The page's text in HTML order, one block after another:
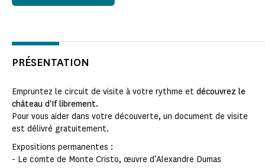
PRÉSENTATION
Empruntez le circuit de visite à votre rythme et découvrez le
château d'If librement.
Pour vous aider dans votre découverte, un document de visite
est délivré gratuitement.
Expositions permanentes :
- Le comte de Monte Cristo, œuvre d’Alexandre Dumas